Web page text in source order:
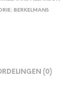
BERKELMANS
(0)